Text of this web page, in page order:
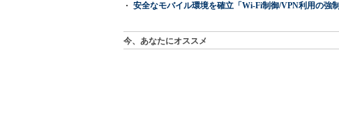
安全なモバイル環境を確立「Wi-Fi制御/VPN利用の強制
今、あなたにオススメ